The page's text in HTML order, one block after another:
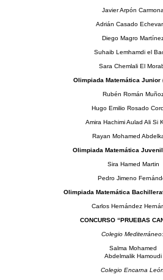
Javier Arpón Carmona
Adrián Casado
Diego Magro
Suhaib Lemhamdi el
Sara Chemlali El
Olimpiada Matemática Junior
Rubén Román
Hugo Emilio Rosado
Amira Hachimi Aulad Ali Si
Rayan Mohamed
Olimpiada Matemática Juvenil
Sira Hamed Martin
Pedro Jimeno
Olimpiada Matemática
Carlos Hernández
CONCURSO “PRUEBAS
Colegio Mediterráneo:
Salma Mohamed
Abdelmalik Hamoudi
Colegio Encarna